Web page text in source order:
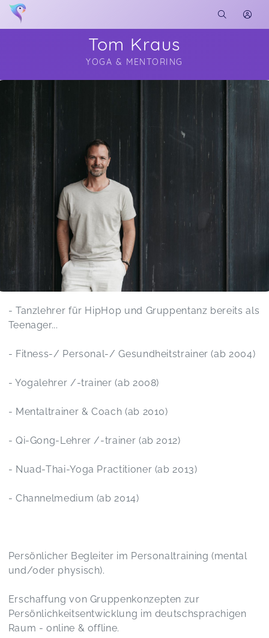
Tom Kraus
YOGA & MENTORING
Soon you will learn more about me here...
- Tanzlehrer für HipHop und Gruppentanz bereits als
Teenager...
- Fitness-/ Personal-/ Gesundheitstrainer (ab 2004)
- Yogalehrer /-trainer (ab 2008)
- Mentaltrainer & Coach (ab 2010)
- Qi-Gong-Lehrer /-trainer (ab 2012)
- Nuad-Thai-Yoga Practitioner (ab 2013)
- Channelmedium (ab 2014)
Persönlicher Begleiter im Personaltraining (mental
und/oder physisch).
Erschaffung von Gruppenkonzepten zur
Persönlichkeitsentwicklung im deutschsprachigen
Raum - online & offline.